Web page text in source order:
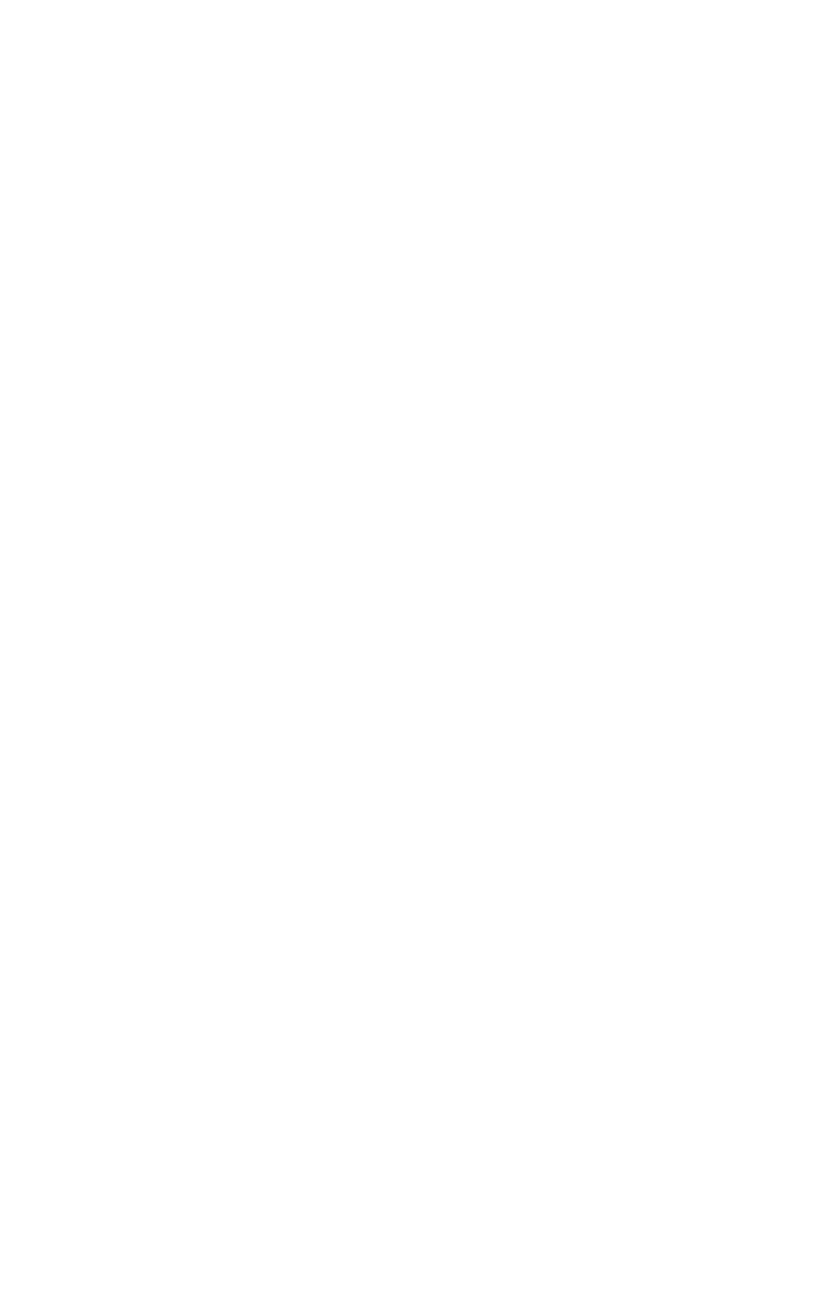
vom hauseigenen Einstieg aus.